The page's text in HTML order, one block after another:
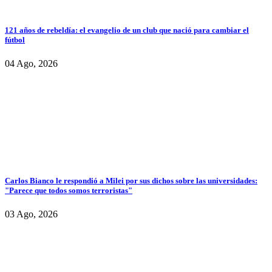
121 años de rebeldía: el evangelio de un club que nació para cambiar el
fútbol
04 Ago, 2026
Carlos Bianco le respondió a Milei por sus dichos sobre las universidades:
"Parece que todos somos terroristas"
03 Ago, 2026